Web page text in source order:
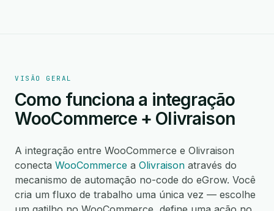
VISÃO GERAL
Como funciona a integração
WooCommerce + Olivraison
A integração entre WooCommerce e Olivraison
conecta WooCommerce a Olivraison através do
mecanismo de automação no-code do eGrow. Você
cria um fluxo de trabalho uma única vez — escolhe